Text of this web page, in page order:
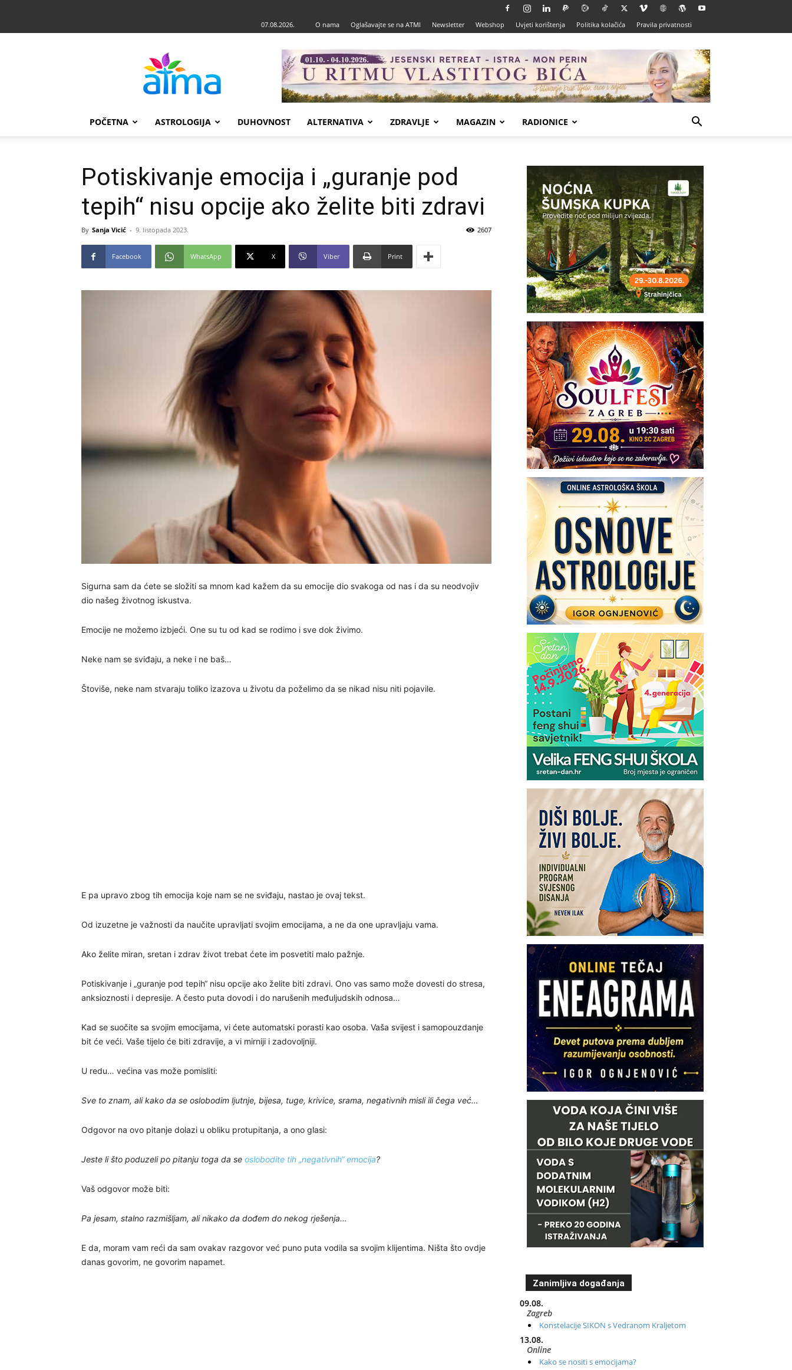
07.08.2026. O nama Oglašavajte se na ATMI Newsletter Webshop Uvjeti korištenja Politika kolačića Pravila privatnosti
POČETNA ASTROLOGIJA DUHOVNOST ALTERNATIVA ZDRAVLJE MAGAZIN RADIONICE
Potiskivanje emocija i „guranje pod
tepih“ nisu opcije ako želite biti zdravi
By Sanja Vicić - 9. listopada 2023. 2607
Facebook WhatsApp X Viber Print
Sigurna sam da ćete se složiti sa mnom kad kažem da su emocije dio svakoga od nas i da su neodvojiv
dio našeg životnog iskustva.
Emocije ne možemo izbjeći. One su tu od kad se rodimo i sve dok živimo.
Neke nam se sviđaju, a neke i ne baš…
Štoviše, neke nam stvaraju toliko izazova u životu da poželimo da se nikad nisu niti pojavile.
E pa upravo zbog tih emocija koje nam se ne sviđaju, nastao je ovaj tekst.
Od izuzetne je važnosti da naučite upravljati svojim emocijama, a ne da one upravljaju vama.
Ako želite miran, sretan i zdrav život trebat ćete im posvetiti malo pažnje.
Potiskivanje i „guranje pod tepih“ nisu opcije ako želite biti zdravi. Ono vas samo može dovesti do stresa,
anksioznosti i depresije. A često puta dovodi i do narušenih međuljudskih odnosa…
Kad se suočite sa svojim emocijama, vi ćete automatski porasti kao osoba. Vaša svijest i samopouzdanje
bit će veći. Vaše tijelo će biti zdravije, a vi mirniji i zadovoljniji.
U redu… većina vas može pomisliti:
Sve to znam, ali kako da se oslobodim ljutnje, bijesa, tuge, krivice, srama, negativnih misli ili čega već…
Odgovor na ovo pitanje dolazi u obliku protupitanja, a ono glasi:
Jeste li što poduzeli po pitanju toga da se oslobodite tih „negativnih“ emocija?
Vaš odgovor može biti:
Pa jesam, stalno razmišljam, ali nikako da dođem do nekog rješenja…
E da, moram vam reći da sam ovakav razgovor već puno puta vodila sa svojim klijentima. Ništa što ovdje
danas govorim, ne govorim napamet.
Zanimljiva događanja
09.08.
Zagreb
Konstelacije SIKON s Vedranom Kraljetom
13.08.
Online
Kako se nositi s emocijama?